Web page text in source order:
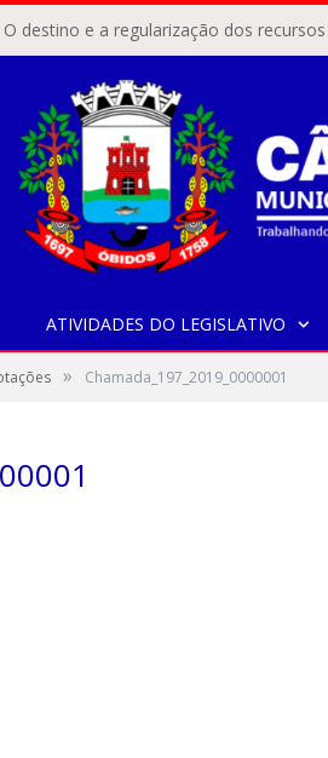
ATIVIDADES DO LEGISLATIVO
» Chamada_197_2019_0000001